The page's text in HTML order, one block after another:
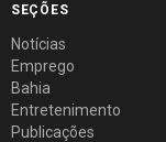
SEÇÕES
Notícias
Emprego
Bahia
Entretenimento
Publicações